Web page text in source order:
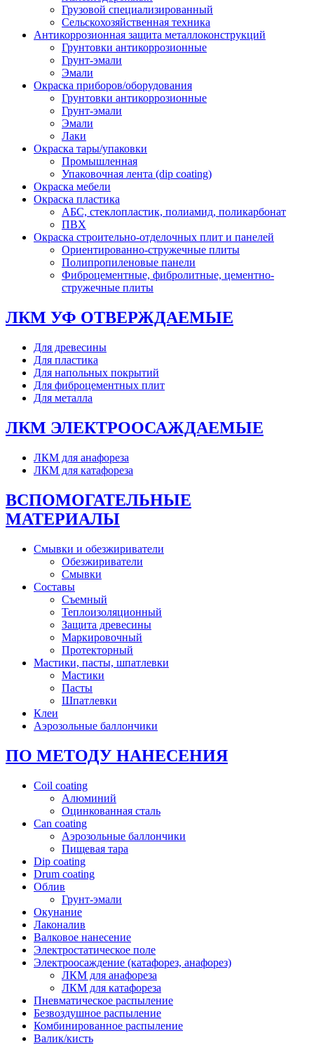
Грузовой специализированный
Сельскохозяйственная техника
Антикоррозионная защита металлоконструкций
Грунтовки антикоррозионные
Грунт-эмали
Эмали
Окраска приборов/оборудования
Грунтовки антикоррозионные
Грунт-эмали
Эмали
Лаки
Окраска тары/упаковки
Промышленная
Упаковочная лента (dip coating)
Окраска мебели
Окраска пластика
АБС, стеклопластик, полиамид, поликарбонат
ПВХ
Окраска строительно-отделочных плит и панелей
Ориентированно-стружечные плиты
Полипропиленовые панели
Фиброцементные, фибролитные, цементно-
стружечные плиты
ЛКМ УФ ОТВЕРЖДАЕМЫЕ
Для древесины
Для пластика
Для напольных покрытий
Для фиброцементных плит
Для металла
ЛКМ ЭЛЕКТРООСАЖДАЕМЫЕ
ЛКМ для анафореза
ЛКМ для катафореза
ВСПОМОГАТЕЛЬНЫЕ
МАТЕРИАЛЫ
Смывки и обезжириватели
Обезжириватели
Смывки
Составы
Съемный
Теплоизоляционный
Защита древесины
Маркировочный
Протекторный
Мастики, пасты, шпатлевки
Мастики
Пасты
Шпатлевки
Клеи
Аэрозольные баллончики
ПО МЕТОДУ НАНЕСЕНИЯ
Coil coating
Алюминий
Оцинкованная сталь
Can coating
Аэрозольные баллончики
Пищевая тара
Dip coating
Drum coating
Облив
Грунт-эмали
Окунание
Лаконалив
Валковое нанесение
Электростатическое поле
Электроосаждение (катафорез, анафорез)
ЛКМ для анафореза
ЛКМ для катафореза
Пневматическое распыление
Безвоздушное распыление
Комбинированное распыление
Валик/кисть